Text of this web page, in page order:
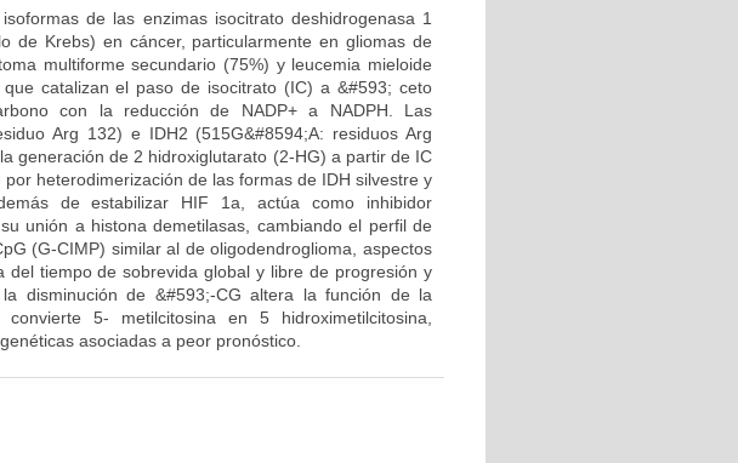
de las enzimas isocitrato deshidrogenasa 1
de Krebs) en cáncer, particularmente en gliomas de
multiforme secundario (75%) y leucemia mieloide
catalizan el paso de isocitrato (IC) a &#593; ceto
con la reducción de NADP+ a NADPH. Las
Arg 132) e IDH2 (515G&#8594;A: residuos Arg
generación de 2 hidroxiglutarato (2-HG) a partir de IC
heterodimerización de las formas de IDH silvestre y
de estabilizar HIF 1a, actúa como inhibidor
unión a histona demetilasas, cambiando el perfil de
(G-CIMP) similar al de oligodendroglioma, aspectos
tiempo de sobrevida global y libre de progresión y
disminución de &#593;-CG altera la función de la
5- metilcitosina en 5 hidroximetilcitosina,
asociadas a peor pronóstico.